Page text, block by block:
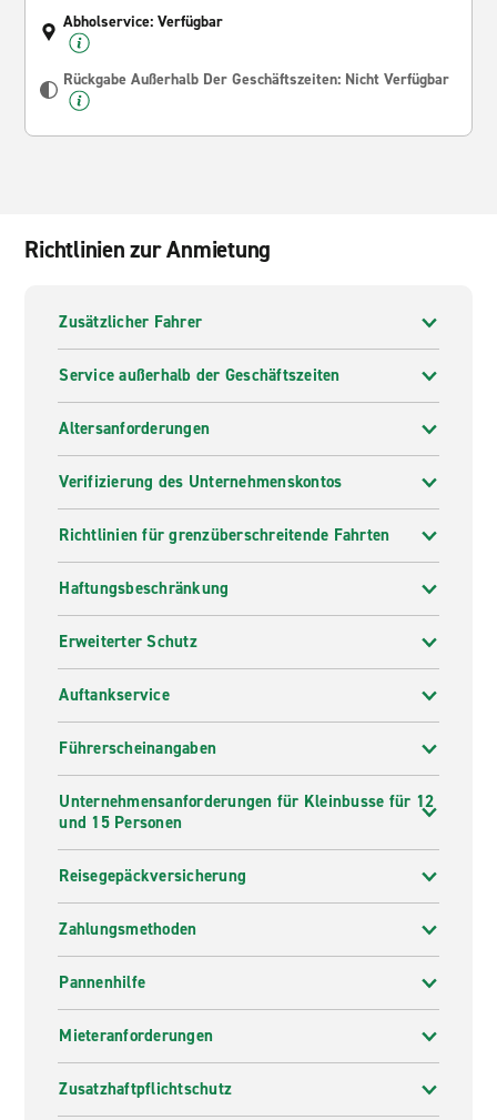
Abholservice: Verfügbar
Rückgabe Außerhalb Der Geschäftszeiten: Nicht Verfügbar
Richtlinien zur Anmietung
Zusätzlicher Fahrer
Service außerhalb der Geschäftszeiten
Altersanforderungen
Verifizierung des Unternehmenskontos
Richtlinien für grenzüberschreitende Fahrten
Haftungsbeschränkung
Erweiterter Schutz
Auftankservice
Führerscheinangaben
Unternehmensanforderungen für Kleinbusse für 12
und 15 Personen
Reisegepäckversicherung
Zahlungsmethoden
Pannenhilfe
Mieteranforderungen
Zusatzhaftpflichtschutz